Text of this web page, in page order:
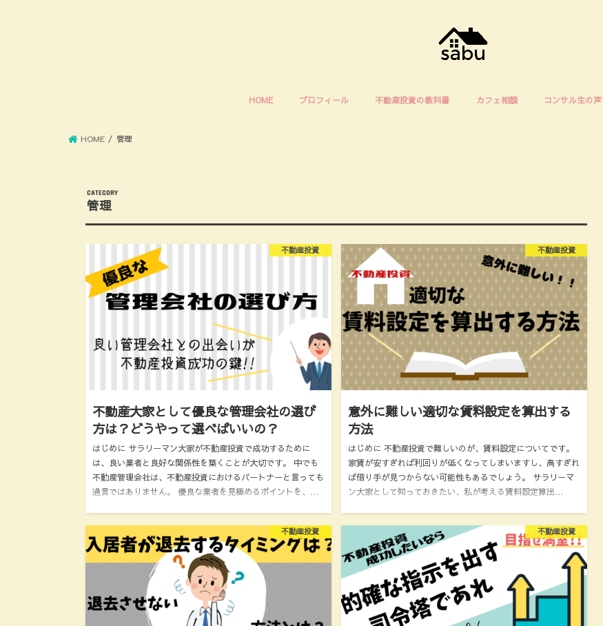
HOME プロフィール 不動産投資の教科書 カフェ相談 コンサル生の声
HOME 管理
管理
不動産投資
不動産大家として優良な管理会社の選び
方は？どうやって選べばいいの？
はじめに サラリーマン大家が不動産投資で成功するために
は、良い業者と良好な関係性を築くことが大切です。 中でも
不動産管理会社は、不動産投資におけるパートナーと言っても
過言ではありません。 優良な業者を見極めるポイントを、…
不動産投資
意外に難しい適切な賃料設定を算出する
方法
はじめに 不動産投資で難しいのが、賃料設定についてです。
家賃が安すぎれば利回りが低くなってしまいますし、高すぎれ
ば借り手が見つからない可能性もあるでしょう。 サラリーマ
ン大家として知っておきたい、私が考える賃料設定算出…
不動産投資 不動産投資